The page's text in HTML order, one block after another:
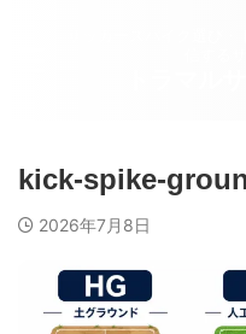
kick-spike-
2026年7月8日